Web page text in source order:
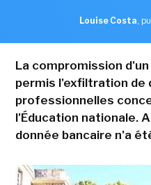
Louise Costa,
La compromission
permis l'exfiltration de
professionnelles
l'Éducation nationale.
donnée bancaire n'a